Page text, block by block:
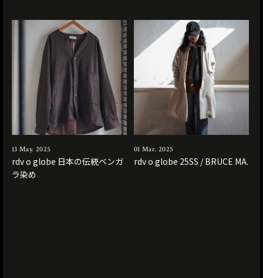
13 May. 2025
rdv o globe 日本の伝統ベンガ
ラ染め
01 Mar. 2025
rdv o globe 25SS / BRUCE MA.